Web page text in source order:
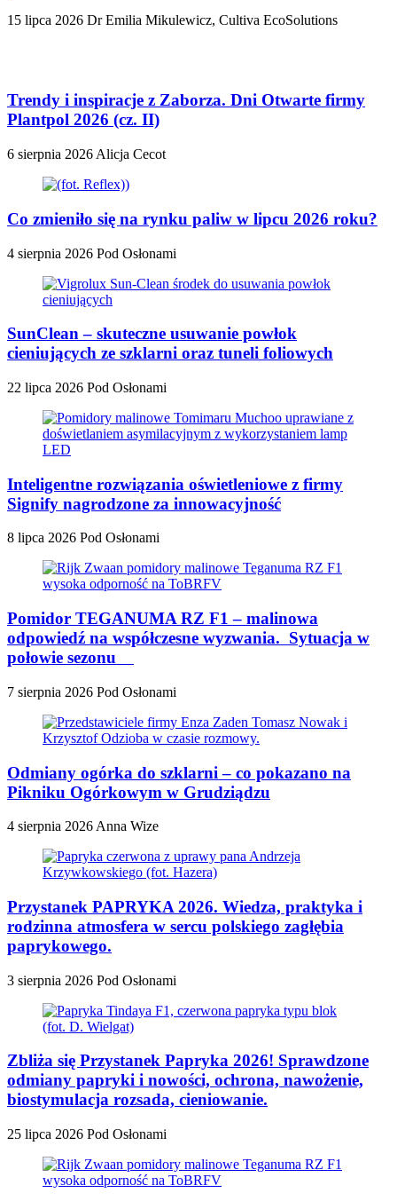
15 lipca 2026 Dr Emilia Mikulewicz, Cultiva EcoSolutions
Trendy i inspiracje z Zaborza. Dni Otwarte firmy
Plantpol 2026 (cz. II)
6 sierpnia 2026 Alicja Cecot
Co zmieniło się na rynku paliw w lipcu 2026 roku?
4 sierpnia 2026 Pod Osłonami
SunClean – skuteczne usuwanie powłok
cieniujących ze szklarni oraz tuneli foliowych
22 lipca 2026 Pod Osłonami
Inteligentne rozwiązania oświetleniowe z firmy
Signify nagrodzone za innowacyjność
8 lipca 2026 Pod Osłonami
Pomidor TEGANUMA RZ F1 – malinowa
odpowiedź na współczesne wyzwania. Sytuacja w
połowie sezonu
7 sierpnia 2026 Pod Osłonami
Odmiany ogórka do szklarni – co pokazano na
Pikniku Ogórkowym w Grudziądzu
4 sierpnia 2026 Anna Wize
Przystanek PAPRYKA 2026. Wiedza, praktyka i
rodzinna atmosfera w sercu polskiego zagłębia
paprykowego.
3 sierpnia 2026 Pod Osłonami
Zbliża się Przystanek Papryka 2026! Sprawdzone
odmiany papryki i nowości, ochrona, nawożenie,
biostymulacja rozsada, cieniowanie.
25 lipca 2026 Pod Osłonami